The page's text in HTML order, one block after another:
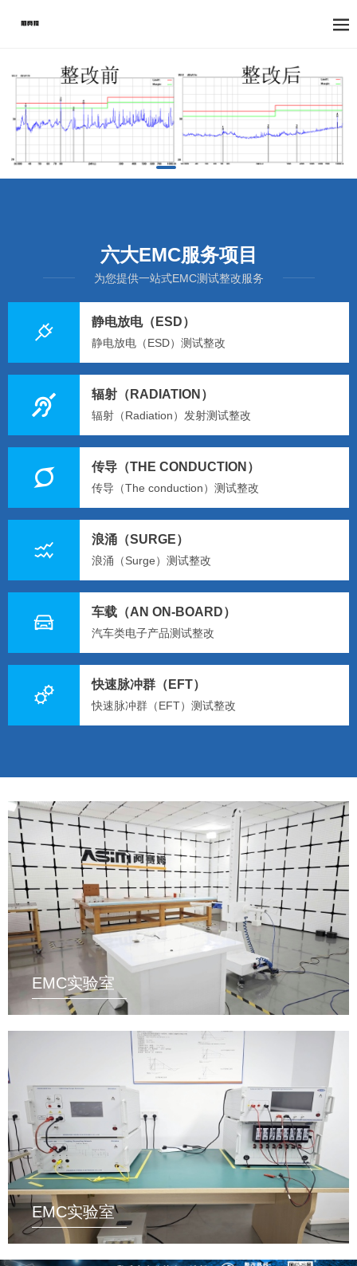
六大EMC服务项目
为您提供一站式EMC测试整改服务
静电放电（ESD）
静电放电（ESD）测试整改
辐射（RADIATION）
辐射（Radiation）发射测试整改
传导（THE CONDUCTION）
传导（The conduction）测试整改
浪涌（SURGE）
浪涌（Surge）测试整改
车载（AN ON-BOARD）
汽车类电子产品测试整改
快速脉冲群（EFT）
快速脉冲群（EFT）测试整改
EMC实验室
EMC实验室